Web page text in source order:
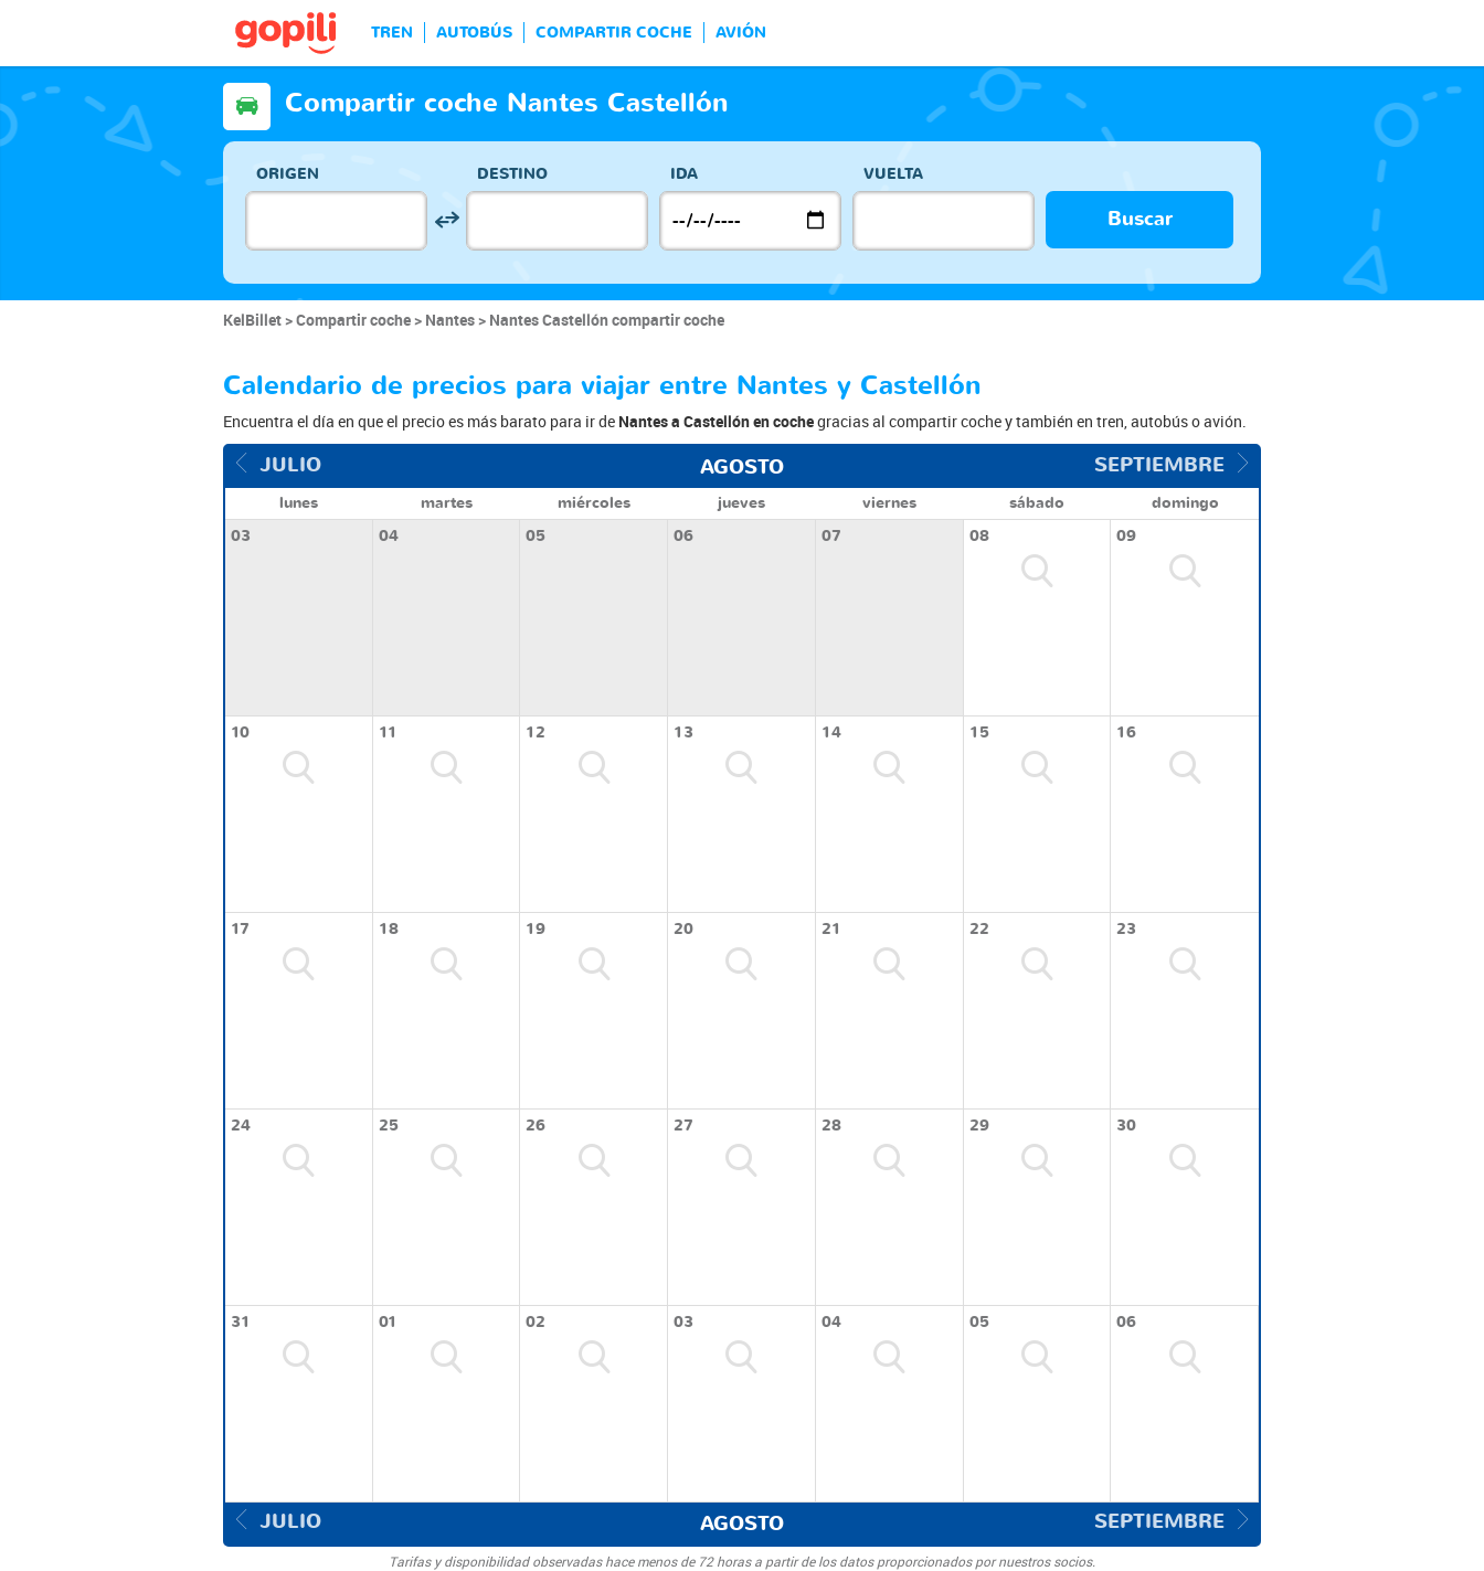
TREN AUTOBÚS COMPARTIR COCHE AVIÓN
Compartir coche Nantes Castellón
ORIGEN DESTINO IDA VUELTA
Buscar
KelBillet Compartir coche Nantes Nantes Castellón compartir coche
Calendario de precios para viajar entre Nantes y Castellón
Encuentra el día en que el precio es más barato para ir de Nantes a Castellón en cochegracias al compartir coche y también en tren, autobús o avión.
JULIO SEPTIEMBRE
AGOSTO
lunes martes miércoles jueves viernes sábado
domingo
03
04 05 06 07 08 09
10 11 12 13 14 15 16
17 18 19 20 21 22 23
24 25 26 27 28 29 30
31 01 02 03 04 05 06
JULIO SEPTIEMBRE
AGOSTO
Tarifas y disponibilidad observadas hace menos de 72 horas a partir de los datos proporcionados por nuestros socios.